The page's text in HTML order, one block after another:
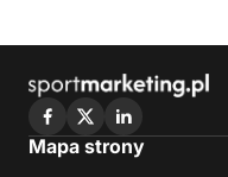
Mapa strony